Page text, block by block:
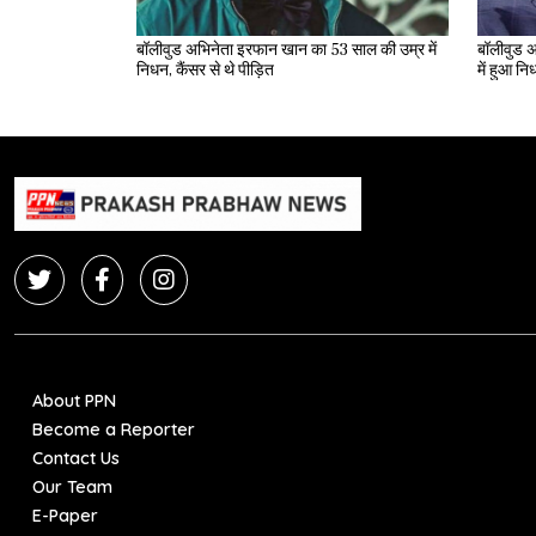
बॉलीवुड अभिनेता इरफान खान का 53 साल की उम्र में
निधन, कैंसर से थे पीड़ित
बॉलीवुड
में हुआ
About PPN
Become a Reporter
Contact Us
Our Team
E-Paper